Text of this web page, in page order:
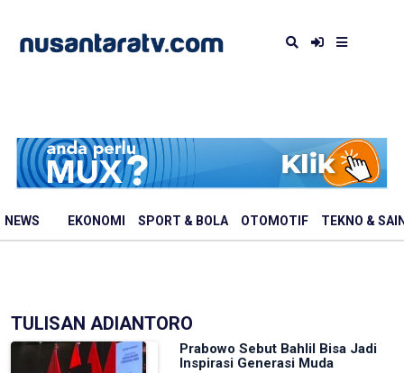
NEWS EKONOMI SPORT & BOLA OTOMOTIF TEKNO &
TULISAN ADIANTORO
Prabowo Sebut Bahlil Bisa Jadi
Inspirasi Generasi Muda